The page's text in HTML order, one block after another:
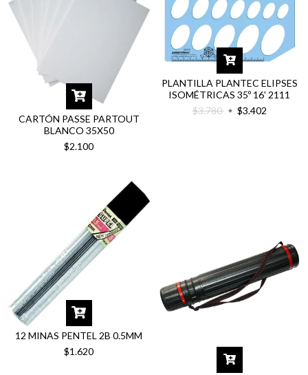
CARTÓN PASSE PARTOUT
BLANCO 35X50
$2.100
PLANTILLA PLANTEC ELIPSES
ISOMÉTRICAS 35º 16' 2111
$3.780
$3.402
12 MINAS PENTEL 2B 0.5MM
$1.620